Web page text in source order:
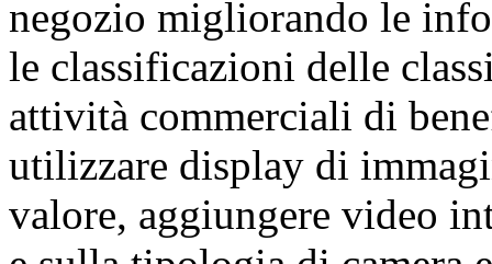
negozio migliorando le
le classificazioni delle
attività commerciali di
utilizzare display di
valore, aggiungere video